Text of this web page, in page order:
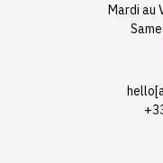
Mardi au